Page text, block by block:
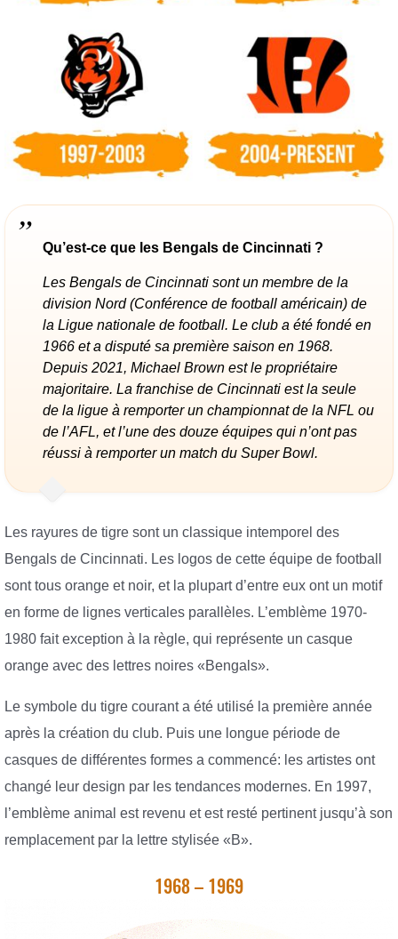
Qu’est-ce que les Bengals de Cincinnati ?
Les Bengals de Cincinnati sont un membre de la
division Nord (Conférence de football américain) de
la Ligue nationale de football. Le club a été fondé en
1966 et a disputé sa première saison en 1968.
Depuis 2021, Michael Brown est le propriétaire
majoritaire. La franchise de Cincinnati est la seule
de la ligue à remporter un championnat de la NFL ou
de l’AFL, et l’une des douze équipes qui n’ont pas
réussi à remporter un match du Super Bowl.
Les rayures de tigre sont un classique intemporel des
Bengals de Cincinnati. Les logos de cette équipe de football
sont tous orange et noir, et la plupart d’entre eux ont un motif
en forme de lignes verticales parallèles. L’emblème 1970-
1980 fait exception à la règle, qui représente un casque
orange avec des lettres noires «Bengals».
Le symbole du tigre courant a été utilisé la première année
après la création du club. Puis une longue période de
casques de différentes formes a commencé: les artistes ont
changé leur design par les tendances modernes. En 1997,
l’emblème animal est revenu et est resté pertinent jusqu’à son
remplacement par la lettre stylisée «B».
1968 – 1969